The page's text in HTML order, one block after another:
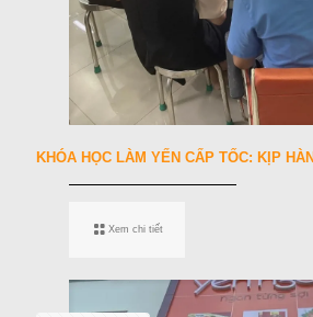
KHÓA HỌC LÀM YẾN CẤP TỐC: KỊP
Xem chi tiết